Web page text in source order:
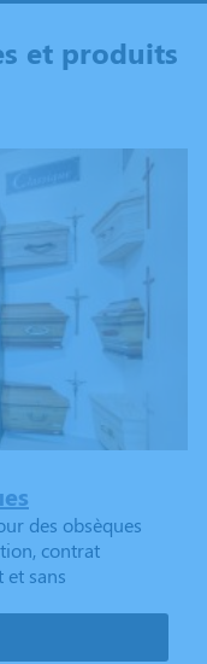
et produits
des obsèques
contrat
sans